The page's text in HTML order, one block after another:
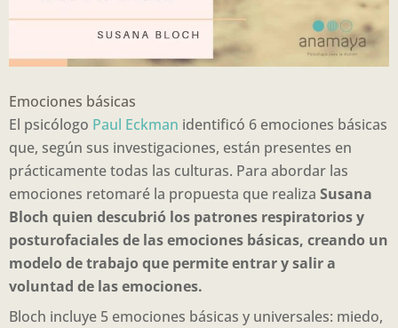
Emociones básicas
El psicólogo Paul Eckman identificó 6 emociones básicas
que, según sus investigaciones, están presentes en
prácticamente todas las culturas. Para abordar las
emociones retomaré la propuesta que realiza Susana
Bloch quien descubrió los patrones respiratorios y
posturofaciales de las emociones básicas, creando un
modelo de trabajo que permite entrar y salir a
voluntad de las emociones.
Bloch incluye 5 emociones básicas y universales: miedo,